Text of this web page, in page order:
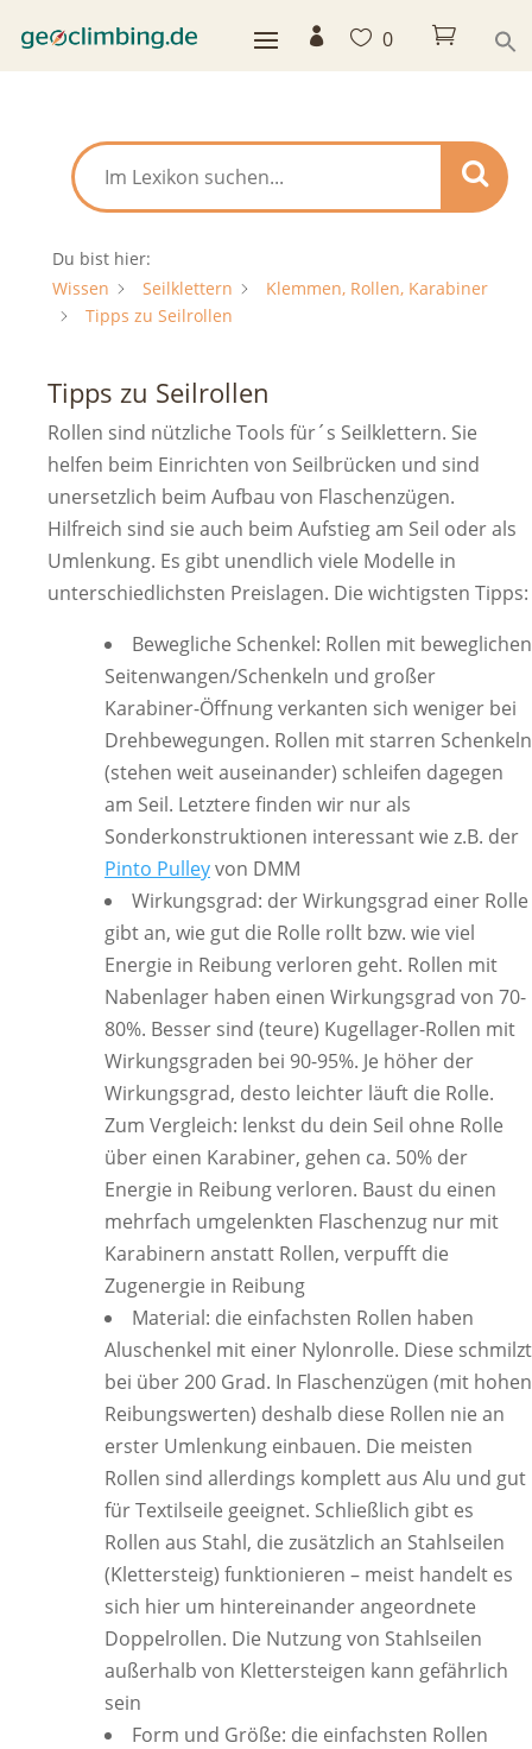
  0 
Du bist hier:
Wissen
Seilklettern
Klemmen, Rollen, Karabiner
Tipps zu Seilrollen
Tipps zu Seilrollen
Rollen sind nützliche Tools für´s Seilklettern. Sie
helfen beim Einrichten von Seilbrücken und sind
unersetzlich beim Aufbau von Flaschenzügen.
Hilfreich sind sie auch beim Aufstieg am Seil oder als
Umlenkung. Es gibt unendlich viele Modelle in
unterschiedlichsten Preislagen. Die wichtigsten Tipps:
Bewegliche Schenkel: Rollen mit beweglichen
Seitenwangen/Schenkeln und großer
Karabiner-Öffnung verkanten sich weniger bei
Drehbewegungen. Rollen mit starren Schenkeln
(stehen weit auseinander) schleifen dagegen
am Seil. Letztere finden wir nur als
Sonderkonstruktionen interessant wie z.B. der
Pinto Pulleyvon DMM
Wirkungsgrad: der Wirkungsgrad einer Rolle
gibt an, wie gut die Rolle rollt bzw. wie viel
Energie in Reibung verloren geht. Rollen mit
Nabenlager haben einen Wirkungsgrad von 70-
80%. Besser sind (teure) Kugellager-Rollen mit
Wirkungsgraden bei 90-95%. Je höher der
Wirkungsgrad, desto leichter läuft die Rolle.
Zum Vergleich: lenkst du dein Seil ohne Rolle
über einen Karabiner, gehen ca. 50% der
Energie in Reibung verloren. Baust du einen
mehrfach umgelenkten Flaschenzug nur mit
Karabinern anstatt Rollen, verpufft die
Zugenergie in Reibung
Material: die einfachsten Rollen haben
Aluschenkel mit einer Nylonrolle. Diese schmilzt
bei über 200 Grad. In Flaschenzügen (mit hohen
Reibungswerten) deshalb diese Rollen nie an
erster Umlenkung einbauen. Die meisten
Rollen sind allerdings komplett aus Alu und gut
für Textilseile geeignet. Schließlich gibt es
Rollen aus Stahl, die zusätzlich an Stahlseilen
(Klettersteig) funktionieren – meist handelt es
sich hier um hintereinander angeordnete
Doppelrollen. Die Nutzung von Stahlseilen
außerhalb von Klettersteigen kann gefährlich
sein
Form und Größe: die einfachsten Rollen